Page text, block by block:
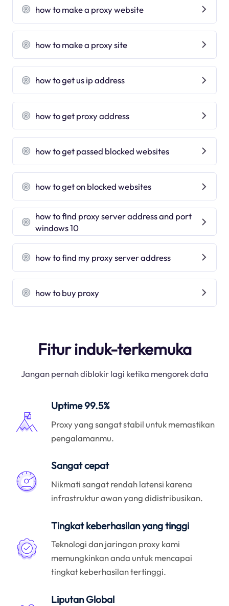
how to make a proxy website
how to make a proxy site
how to get us ip address
how to get proxy address
how to get passed blocked websites
how to get on blocked websites
how to find proxy server address and port
windows 10
how to find my proxy server address
how to buy proxy
Fitur induk-terkemuka
Jangan pernah diblokir lagi ketika mengorek data
Uptime 99.5%
Proxy yang sangat stabil untuk memastikan
pengalamanmu.
Sangat cepat
Nikmati sangat rendah latensi karena
infrastruktur awan yang didistribusikan.
Tingkat keberhasilan yang tinggi
Teknologi dan jaringan proxy kami
memungkinkan anda untuk mencapai
tingkat keberhasilan tertinggi.
Liputan Global